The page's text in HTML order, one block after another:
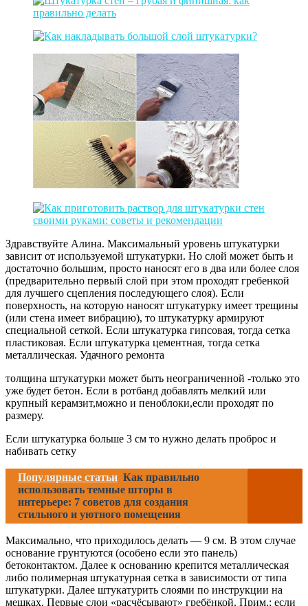
Здравствуйте Алина. Максимальный уровень штукатурки
зависит от используемой штукатурки. Но слой может быть и
достаточно большим, просто наносят его в два или более слоя
(предварительно первый слой при этом проходят гребенкой
для лучшего сцепления последующего слоя). Если
поверхность, на которую наносят штукатурку имеет трещины
(или стена имеет вибрацию), то штукатурку армируют
специальной сеткой. Если штукатурка гипсовая, тогда сетка
пластиковая. Если штукатурка цементная, тогда сетка
металлическая. Удачного ремонта
толщина штукатурки может быть неограниченной -только это
уже будет бетон. Если в ротбанд добавлять мелкий или
крупный керамзит,можно и пеноблоки,если проходят по
размеру.
Если штукатурка больше 3 см то нужно делать проброс и
набивать сетку
Популярные статьи Как правильно
использовать темные шторы в
интерьере: 7 советов для создания
стильного и уютного помещения
Максимально, что приходилось делать — 9 см. В этом случае
основание грунтуются (особено если это панель)
бетоконтактом. Далее к основанию крепится металлическая
либо полимерная штукатурная сетка в зависимости от типа
штукатурки. Далее штукатурить слоями по инструкции на
мешках. Первые слои «расчёсывают» гребёнкой. Прим.; если